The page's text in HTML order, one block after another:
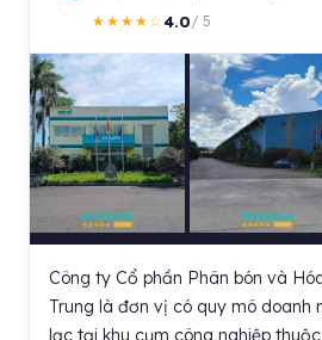
★★★★☆4.0/ 5
Công ty Cổ phần Phân bón và
Trung là đơn vị có quy mô doanh
lạc tại khu cụm công nghiệp